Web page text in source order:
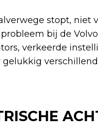
stopt, niet
bij de
verkeerde